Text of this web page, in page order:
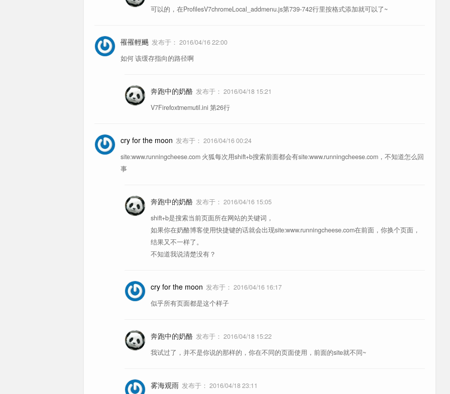
参考文章《2025 年度最喜欢的浏览器扩展》
Bilibili Evolved
B 站增强脚本，视频下载、封面、弹幕设置、夜间模式等功能
redirect 外链跳转
骚扰拦截
Github 高速下载
为 Github 提供多个镜像高速下载链接。
视频网页全屏
按 Esc 键让视频实现网页全屏，按 ESC 键返回（全局）
显示最优图像质量
右键在新标签中打开图片时显示最优化图像质量
一键查询社交网站
一键查询用户在不同社交平台的主页链接。
网易云直接下载
简单好用的网易云音乐下载助手，支持批量下载。
Youtube 浏览助手
查看 Youtube 当前视频的字幕和封面，并支持字幕下载。
3、地址栏点击
4、标签页操作
3、导入的书签没有显示？
书签工具栏
书签菜单
https://www.runningcheese.com/bm
4、地址栏精确匹配
* cheese cheese
可以的，在ProfilesV7chromeLocal_addmenu.js第739-742行里按格式添加就可以了~
罹罹輕颺 发布于： 2016/04/16 22:00
如何 该缓存指向的路径啊
奔跑中的奶酪 发布于： 2016/04/18 15:21
V7Firefoxtmemutil.ini 第26行
cry for the moon 发布于： 2016/04/16 00:24
site:www.runningcheese.com 火狐每次用shift+b搜索前面都会有site:www.runningcheese.com，不知道怎么回
事
奔跑中的奶酪 发布于： 2016/04/16 15:05
shift+b是搜索当前页面所在网站的关键词，
如果你在奶酪博客使用快捷键的话就会出现site:www.runningcheese.com在前面，你换个页面，
结果又不一样了。
不知道我说清楚没有？
cry for the moon 发布于： 2016/04/16 16:17
似乎所有页面都是这个样子
奔跑中的奶酪 发布于： 2016/04/18 15:22
我试过了，并不是你说的那样的，你在不同的页面使用，前面的site就不同~
雾海观雨 发布于： 2016/04/18 23:11